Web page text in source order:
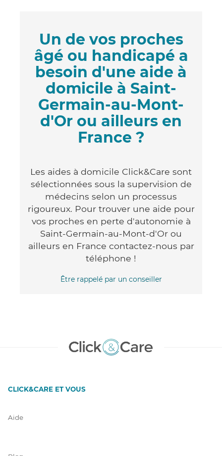
Un de vos proches
âgé ou handicapé a
besoin d'une aide à
domicile à Saint-
Germain-au-Mont-
d'Or ou ailleurs en
France ?
Les aides à domicile Click&Care sont
sélectionnées sous la supervision de
médecins selon un processus
rigoureux. Pour trouver une aide pour
vos proches en perte d'autonomie à
Saint-Germain-au-Mont-d'Or ou
ailleurs en France contactez-nous par
téléphone !
Être rappelé par un conseiller
CLICK&CARE ET VOUS
Aide